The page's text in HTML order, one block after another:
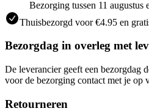
Bezorging tussen 11 augustus
Thuisbezorgd voor €4.95 en
Bezorgdag in overleg met
De leverancier geeft een bezorgdag
voor de bezorging contact met je op
Retourneren